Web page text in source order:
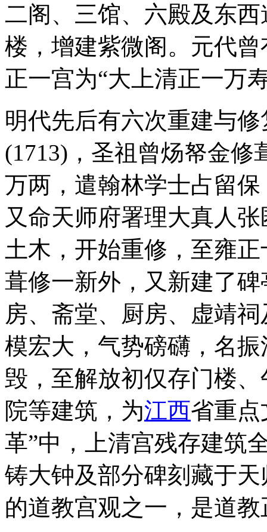
二阁、三馆、六殿及东
楼，增建紫微阁。元代
正一宫为“大上清正一万
明代先后有六次重建与
(1713)，圣祖曾炀帑金修
万两，遣翰林学士占留
又命天师府署理大真人
土木，开始重修，至雍
葺修一新外，又新建了
房、斋堂、厨房、虚靖
模宏大，气势磅礴，名
毁，至解放初仅存门楼
院等建筑，为江西省重点
革”中，上清宫残存建筑
铸大钟及部分碑刻藏于
的道教宫观之一，是道